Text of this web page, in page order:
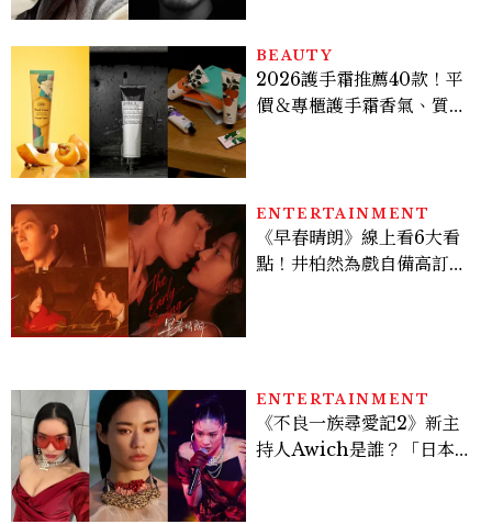
BEAUTY
2026護手霜推薦40款！平
價＆專櫃護手霜香氣、質
ENTERTAINMENT
《早春晴朗》線上看6大看
點！井柏然為戲自備高訂，
ENTERTAINMENT
《不良一族尋愛記2》新主
持人Awich是誰？「日本嘻